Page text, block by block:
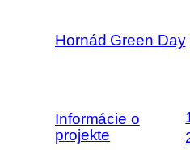
Hornád Green Day
Informácie o
projekte